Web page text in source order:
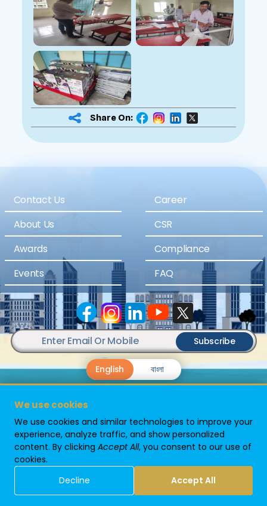
Home
Share On:
Contact Us
About Us
Awards
Events
Career
CSR
Compliance
FAQ
Subscribe
English বাংলা
Powered By
© 2024 Goldsands Group. All rights reserved.
We use cookies
We use cookies and similar technologies to improve your
experience, analyze traffic, and show personalized
content. By clicking Accept All, you consent to our use of
cookies.
Decline
Accept All